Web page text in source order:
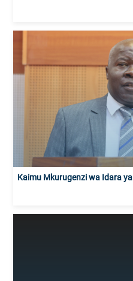
Kaimu Mkurugenzi wa Idara